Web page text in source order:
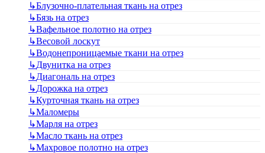
↳Блузочно-плательная ткань на отрез
↳Бязь на отрез
↳Вафельное полотно на отрез
↳Весовой лоскут
↳Водонепроницаемые ткани на отрез
↳Двунитка на отрез
↳Диагональ на отрез
↳Дорожка на отрез
↳Курточная ткань на отрез
↳Маломеры
↳Марля на отрез
↳Масло ткань на отрез
↳Махровое полотно на отрез